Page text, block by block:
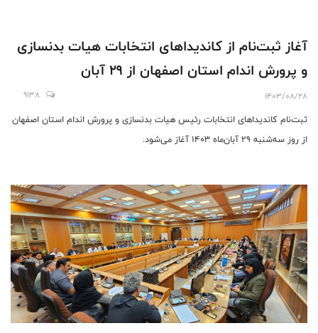
آغاز ثبت‌نام از کاندیداهای انتخابات هیات بدنسازی
و پرورش اندام استان اصفهان از 29 آبان
1403/08/28
9138
ثبت‌نام کاندیداهای انتخابات رئیس هیات بدنسازی و پرورش اندام استان اصفهان
از روز ‌سه‌شنبه 29 آبان‌ماه 1403 آغاز می‌شود.